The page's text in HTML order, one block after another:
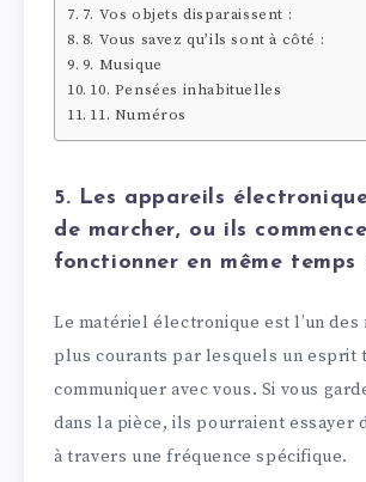
7. Vos objets disparaissent :
8. Vous savez qu’ils sont à côté :
9. Musique
10. Pensées inhabituelles
11. Numéros
5. Les appareils
de marcher, ou ils
fonctionner en même temps
Le matériel électronique est l’un des
plus courants par lesquels un esprit
communiquer avec vous. Si vous
dans la pièce, ils pourraient essayer
à travers une fréquence spécifique.